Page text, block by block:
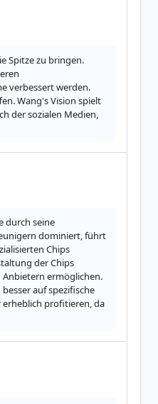
Spitze zu bringen.
verbessert werden.
Wang's Vision spielt
der sozialen Medien,
durch seine
dominiert, führt
Chips
der Chips
Anbietern ermöglichen.
auf spezifische
profitieren, da